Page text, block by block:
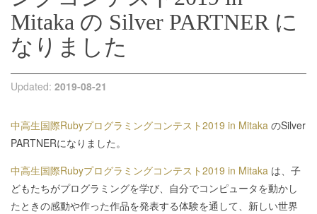
Mitaka の Silver PARTNER に
なりました
Updated: 2019-08-21
中高生国際Rubyプログラミングコンテスト2019 in Mitaka のSilver
PARTNERになりました。
中高生国際Rubyプログラミングコンテスト2019 in Mitaka は、子
どもたちがプログラミングを学び、自分でコンピュータを動かし
たときの感動や作った作品を発表する体験を通して、新しい世界